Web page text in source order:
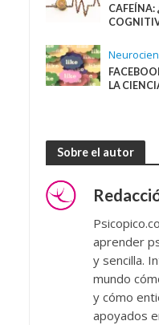
CAFEÍNA:
LA
Sobre el autor
aprender
y sencilla.
mundo
y cómo
apoyados